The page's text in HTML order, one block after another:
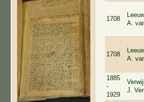
1708
A.
1708
A.
1885
-
1929
J.